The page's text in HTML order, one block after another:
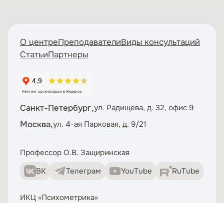
О центреПреподавателиВиды консультаций
СтатьиПартнеры
Санкт-Петербург,ул. Радищева, д. 32, офис 9
Москва,ул. 4-ая Парковая, д. 9/21
Профессор О.В. Защиринская
ВК
Телеграм YouTube RuTube
ИКЦ «Психометрика»